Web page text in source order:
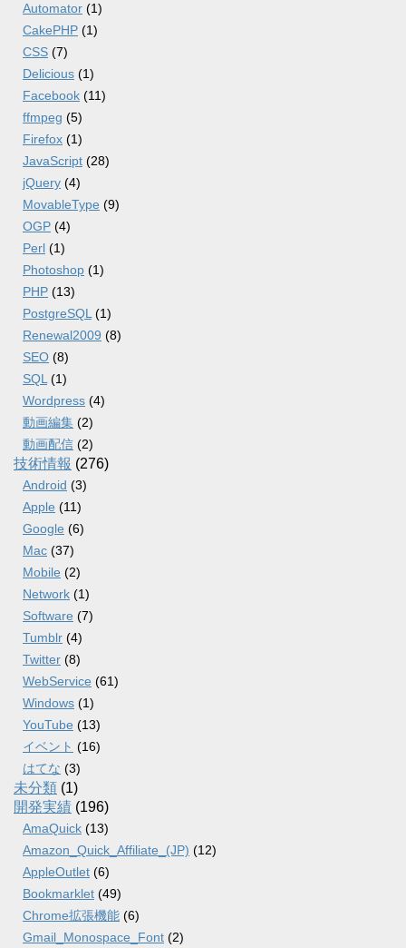
Automator (1)
CakePHP (1)
CSS (7)
Delicious (1)
Facebook (11)
ffmpeg (5)
Firefox (1)
JavaScript (28)
jQuery (4)
MovableType (9)
OGP (4)
Perl (1)
Photoshop (1)
PHP (13)
PostgreSQL (1)
Renewal2009 (8)
SEO (8)
SQL (1)
Wordpress (4)
動画編集 (2)
動画配信 (2)
技術情報 (276)
Android (3)
Apple (11)
Google (6)
Mac (37)
Mobile (2)
Network (1)
Software (7)
Tumblr (4)
Twitter (8)
WebService (61)
Windows (1)
YouTube (13)
イベント (16)
はてな (3)
未分類 (1)
開発実績 (196)
AmaQuick (13)
Amazon_Quick_Affiliate_(JP) (12)
AppleOutlet (6)
Bookmarklet (49)
Chrome拡張機能 (6)
Gmail_Monospace_Font (2)